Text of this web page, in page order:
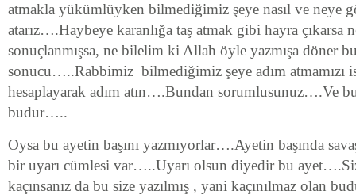
atmakla yükümlüyken bilmediğimiz şeye nasıl ve neye
atarız….Haybeye karanlığa taş atmak gibi hayra çıkarsa
sonuçlanmışsa, ne bilelim ki Allah öyle yazmışa döner
sonucu…..Rabbimiz bilmediğimiz şeye adım atmamızı
hesaplayarak adım atın….Bundan sorumlusunuz….Ve
budur…..
Oysa bu ayetin başını yazmıyorlar….Ayetin başında
bir uyarı cümlesi var…..Uyarı olsun diyedir bu
kaçınsanız da bu size yazılmış , yani kaçınılmaz olan